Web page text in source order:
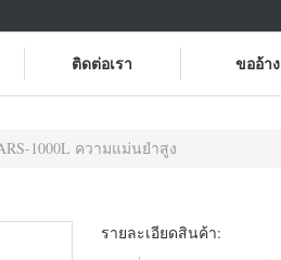
ติดต่อเรา ขออ้าง
1000L ความแม่นยำสูง
รายละเอียดสินค้า: